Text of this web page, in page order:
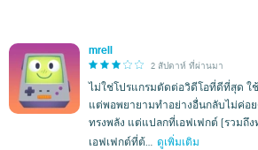
mrell
2 สัปดาห์ ที่ผ่านมา
ไม่ใช่โปรแกรมตัดต่อวิดีโอที่ดีที่สุด ใช้
แต่พอพยายามทำอย่างอื่นกลับไม่ค่อย
ทรงพลัง แต่แปลกที่เอฟเฟกต์ (รวมถึ
เอฟเฟกต์ที่ต้...
ดูเพิ่มเติม